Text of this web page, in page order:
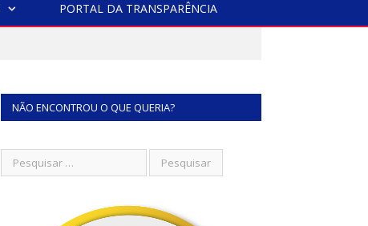
PORTAL DA TRANSPARÊNCIA
NÃO ENCONTROU O QUE QUERIA?